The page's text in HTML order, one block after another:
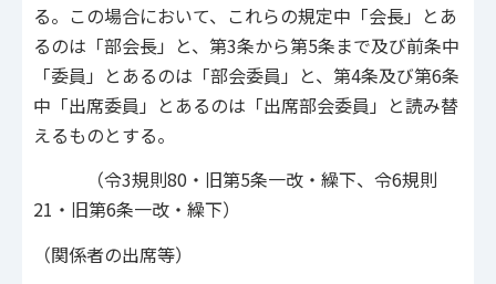
る。この場合において、これらの規定中「会長」とあ
るのは「部会長」と、第3条から第5条まで及び前条中
「委員」とあるのは「部会委員」と、第4条及び第6条
中「出席委員」とあるのは「出席部会委員」と読み替
えるものとする。
（令3規則80・旧第5条一改・繰下、令6規則
21・旧第6条一改・繰下）
（関係者の出席等）